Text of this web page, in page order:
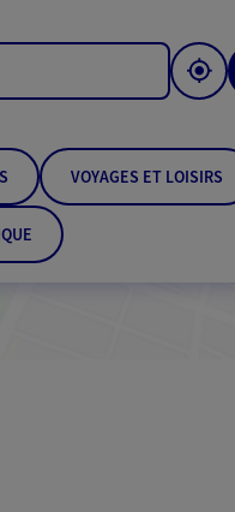
VOYAGES ET LOISIRS